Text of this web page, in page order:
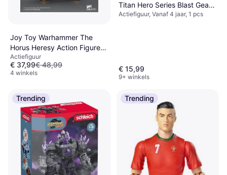
Joy Toy Warhammer The
Horus Heresy Action Figure
1/18 Legio Custodes Aquilon
Terminator Squad 14 cm
Actiefiguur
€ 37,99€ 48,99
4 winkels
Titan Hero Series Blast Gear
Deluxe Thanos 30cm
Actiefiguur, Vanaf 4 jaar, 1 pcs
€ 15,99
9+ winkels
Trending Trending